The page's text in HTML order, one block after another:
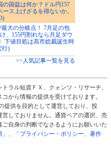
国益は何か？ドル円157
ス上げざるを得ないか。
大の分岐点！ 7月足の包
、155円割れなら月足ダウ
下値目処は高市総裁誕生時
行)
>>人気記事一覧を見る
ラル短資ＦＸ、クォンツ・リサーチ、
から情報の提供を受けております。
提供を目的として運営しており、投
しておりません。通貨ペアの選択、売
自身の判断でなさるようにお願いいた
、
「プライバシー・ポリシー、著作